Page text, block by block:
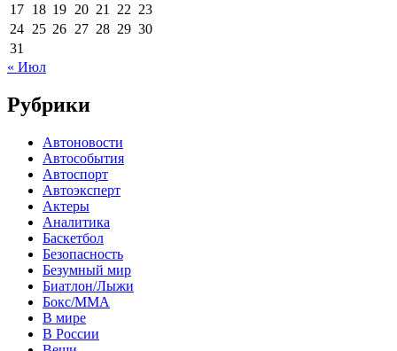
17 18 19 20 21 22 23
24 25 26 27 28 29 30
31
« Июл
Рубрики
Автоновости
Автособытия
Автоспорт
Автоэксперт
Актеры
Аналитика
Баскетбол
Безопасность
Безумный мир
Биатлон/Лыжи
Бокс/MMA
В мире
В России